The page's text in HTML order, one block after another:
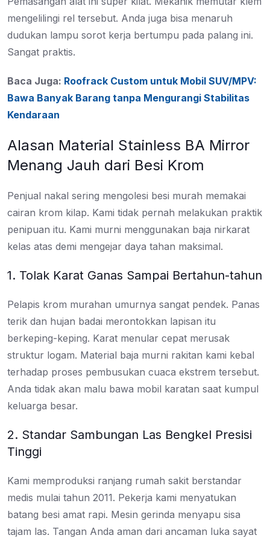
mengelilingi rel tersebut. Anda juga bisa menaruh
dudukan lampu sorot kerja bertumpu pada palang ini.
Sangat praktis.
Baca Juga: Roofrack Custom untuk Mobil SUV/MPV:
Bawa Banyak Barang tanpa Mengurangi Stabilitas
Kendaraan
Alasan Material Stainless BA Mirror
Menang Jauh dari Besi Krom
Penjual nakal sering mengolesi besi murah memakai
cairan krom kilap. Kami tidak pernah melakukan praktik
penipuan itu. Kami murni menggunakan baja nirkarat
kelas atas demi mengejar daya tahan maksimal.
1. Tolak Karat Ganas Sampai Bertahun-tahun
Pelapis krom murahan umurnya sangat pendek. Panas
terik dan hujan badai merontokkan lapisan itu
berkeping-keping. Karat menular cepat merusak
struktur logam. Material baja murni rakitan kami kebal
terhadap proses pembusukan cuaca ekstrem tersebut.
Anda tidak akan malu bawa mobil karatan saat kumpul
keluarga besar.
2. Standar Sambungan Las Bengkel Presisi
Tinggi
Kami memproduksi ranjang rumah sakit berstandar
medis mulai tahun 2011. Pekerja kami menyatukan
batang besi amat rapi. Mesin gerinda menyapu sisa
tajam las. Tangan Anda aman dari ancaman luka sayat